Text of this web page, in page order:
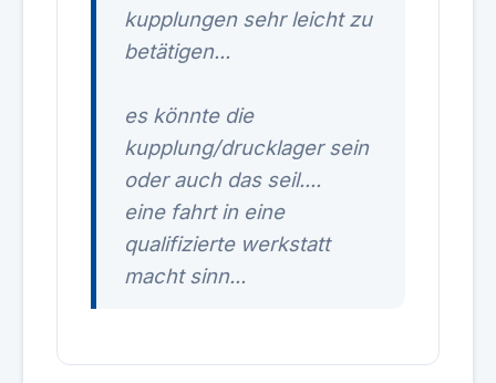
kupplungen sehr leicht zu
betätigen...
es könnte die
kupplung/drucklager sein
oder auch das seil....
eine fahrt in eine
qualifizierte werkstatt
macht sinn...